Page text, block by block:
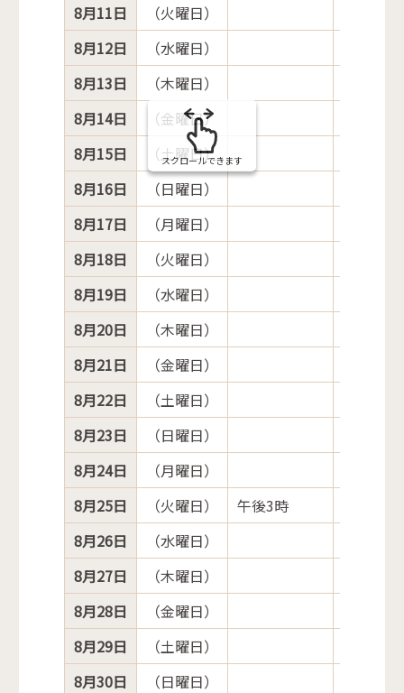
8月11日
（火曜日）
8月12日
（水曜日）
8月13日
（木曜日）
8月14日
（金曜日）
8月15日
（土曜日）
8月16日
（日曜日）
8月17日
（月曜日）
8月18日
（火曜日）
8月19日
（水曜日）
8月20日
（木曜日）
8月21日
（金曜日）
8月22日
（土曜日）
8月23日
（日曜日）
8月24日
（月曜日）
8月25日
（火曜日） 午後3時
8月26日
（水曜日）
8月27日
（木曜日）
8月28日
（金曜日）
8月29日
（土曜日）
8月30日
（日曜日）
スクロールできます